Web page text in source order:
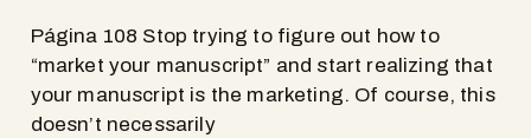
Página 108 Stop trying to figure out how to
“market your manuscript” and start realizing that
your manuscript is the marketing. Of course, this
doesn’t necessarily